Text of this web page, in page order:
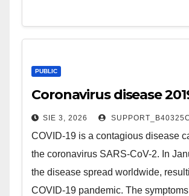
PUBLIC
Coronavirus disease
SIE 3, 2026
COVID-19 is a contagious disease
the coronavirus SARS-CoV-2. In
the disease spread worldwide,
COVID-19 pandemic. The symptoms